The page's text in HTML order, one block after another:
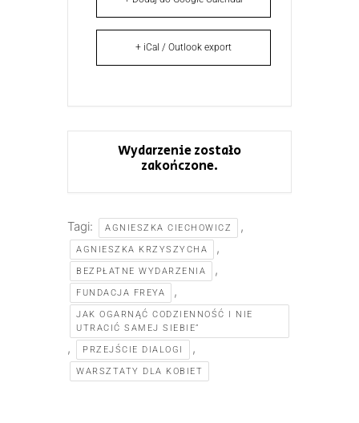
+ iCal / Outlook export
Wydarzenie zostało
zakończone.
Tagi: AGNIESZKA CIECHOWICZ ,
AGNIESZKA KRZYSZYCHA ,
BEZPŁATNE WYDARZENIA ,
FUNDACJA FREYA ,
JAK OGARNĄĆ CODZIENNOŚĆ I NIE
UTRACIĆ SAMEJ SIEBIE”
, PRZEJŚCIE DIALOGI ,
WARSZTATY DLA KOBIET